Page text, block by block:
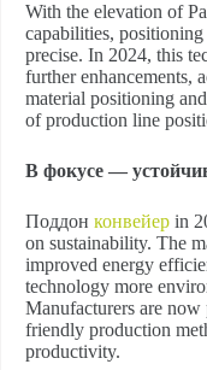
With the elevation of
capabilities,
precise. In 2024, this
further enhancements,
material positioning
of production line
В фокусе —
Поддон конвейер in
on sustainability. The
improved energy
technology more
Manufacturers are
friendly production
productivity.